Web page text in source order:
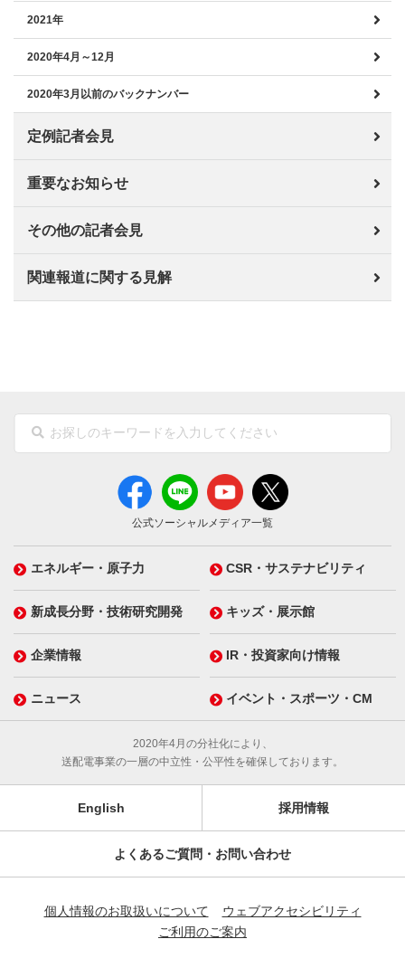
2021年
2020年4月～12月
2020年3月以前のバックナンバー
定例記者会見
重要なお知らせ
その他の記者会見
関連報道に関する見解
公式ソーシャルメディア一覧
エネルギー・原子力 CSR・サステナビリティ
新成長分野・技術研究開発 キッズ・展示館
企業情報 IR・投資家向け情報
ニュース イベント・スポーツ・CM
2020年4月の分社化により、
送配電事業の一層の中立性・公平性を確保しております。
English 採用情報
よくあるご質問・お問い合わせ
個人情報のお取扱いについて
ウェブアクセシビリティ
ご利用のご案内